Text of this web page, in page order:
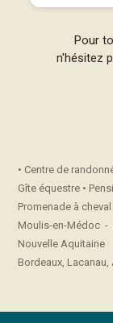
Pour
n'hésitez
• Centre de
Gîte équestre •
Promenade à cheval
Moulis-en-Médoc -
Nouvelle Aquitaine
Bordeaux, Lacanau,